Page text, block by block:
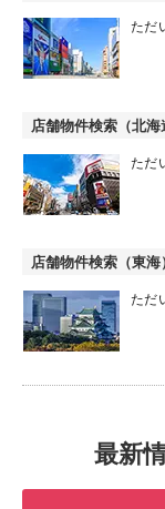
ただ
店舗物件検索（北海
ただ
店舗物件検索（東海）
ただ
最新